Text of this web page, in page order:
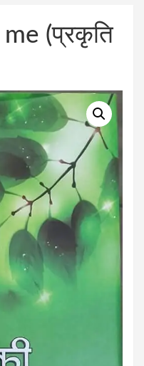
(प्रकृति